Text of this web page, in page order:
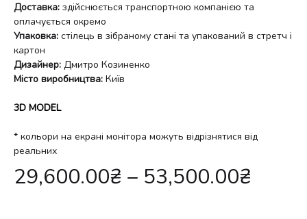
Доставка: здійснюється транспортною компанією та
оплачується окремо
Упаковка: стілець в зібраному стані та упакований в стретч і
картон
Дизайнер: Дмитро Козиненко
Місто виробництва: Київ
3D MODEL
* кольори на екрані монітора можуть відрізнятися від
реальних
29,600.00₴ – 53,500.00₴